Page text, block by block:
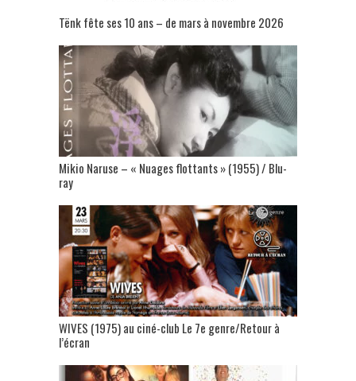
Tënk fête ses 10 ans – de mars à novembre 2026
Mikio Naruse – « Nuages flottants » (1955) / Blu-
ray
WIVES (1975) au ciné-club Le 7e genre/Retour à
l’écran